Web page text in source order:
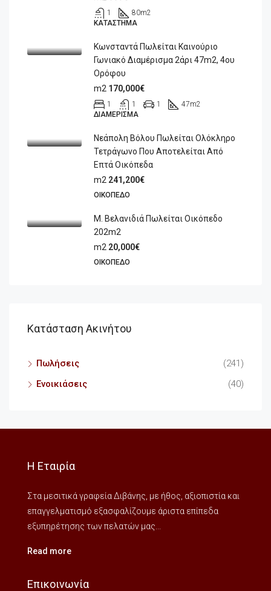
1 80m2
ΚΑΤΆΣΤΗΜΑ
Κωνσταντά Πωλείται Καινούριο
Γωνιακό Διαμέρισμα 2άρι 47m2, 4ου
Ορόφου
m2 170,000€
1 1 1 47m2
ΔΙΑΜΈΡΙΣΜΑ
Νεάπολη Βόλου Πωλείται Ολόκληρο
Τετράγωνο Που Αποτελείται Από
Επτά Οικόπεδα
m2 241,200€
ΟΙΚΌΠΕΔΟ
Μ. Βελανιδιά Πωλείται Οικόπεδο
202m2
m2 20,000€
ΟΙΚΌΠΕΔΟ
Κατάσταση Ακινήτου
Πωλήσεις
(241)
Ενοικιάσεις
(40)
Η Εταιρία
Στα μεσιτικά γραφεία Διβάνης, με ήθος, αξιοπιστία και
επαγγελματισμό εξασφαλίζουμε άριστα επίπεδα
εξυπηρέτησης των πελατών μας...
Read more
Επικοινωνία